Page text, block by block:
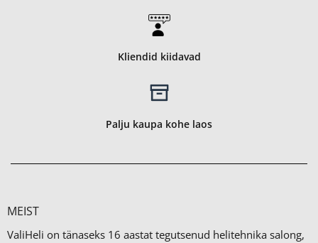
Kliendid kiidavad
Palju kaupa kohe laos
MEIST
ValiHeli on tänaseks 16 aastat tegutsenud helitehnika salong,